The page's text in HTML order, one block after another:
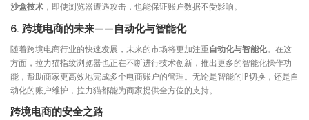
沙盒技术 ，即使浏览器遭遇攻击，也能保证账户数据不受影响。
6. 跨境电商的未来——自动化与智能化
随着跨境电商行业的快速发展，未来的市场将更加注重自动化与智能化。在这
方面，拉力猫指纹浏览器也正在不断进行技术创新，推出更多的智能化操作功
能，帮助商家更高效地完成多个电商账户的管理。无论是智能的IP切换，还是自
动化的账户维护，拉力猫都能为商家提供全方位的支持。
跨境电商的安全之路